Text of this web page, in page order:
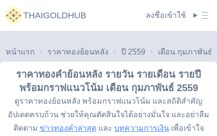
THAIGOLDHUB ลงชื่อเข้าใช้
หน้าแรก ราคาทองย้อนหลัง ปี 2559
ราคาทองคำย้อนหลัง รายวัน รายเดือน รายปี
พร้อมกราฟแนวโน้ม เดือน กุมภาพันธ์ 2559
ดูราคาทองย้อนหลัง พร้อมกราฟแนวโน้ม และสถิติสำคัญ
อัปเดตครบถ้วน ช่วยให้คุณตัดสินใจได้อย่างมั่นใจ และอย่าลืม
ติดตาม ข่าวทองคำล่าสุด และ บทความการเงิน เพื่อเข้าใจ